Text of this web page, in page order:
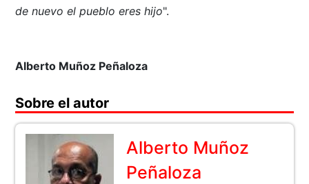
de nuevo el pueblo eres hijo".
Alberto Muñoz Peñaloza
Sobre el autor
Alberto Muñoz
Peñaloza